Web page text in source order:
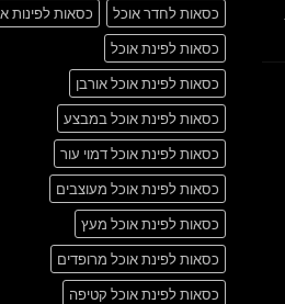
כסאות לחדר אוכל
כסאות לפינות
כסאות לפינת אוכל
כסאות לפינת אוכל אורבן
כסאות לפינת אוכל במבצע
כסאות לפינת אוכל דמוי עור
כסאות לפינת אוכל מעוצבים
כסאות לפינת אוכל מעץ
כסאות לפינת אוכל מרופדים
כסאות לפינת אוכל קטיפה